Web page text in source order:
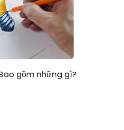
gồm những gì?